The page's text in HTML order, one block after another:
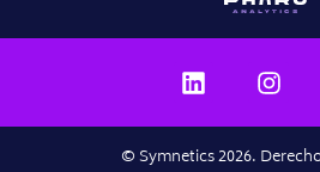
© Symnetics 2026.